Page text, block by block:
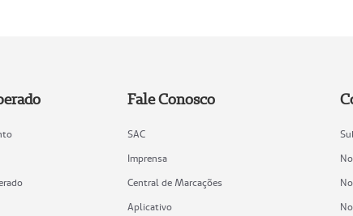
Fale Conosco
SAC
Imprensa
Central de Marcações
Aplicativo